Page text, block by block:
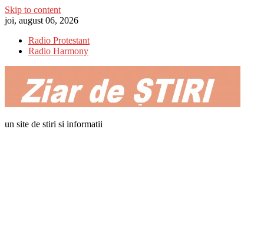
Skip to content
joi, august 06, 2026
Radio Protestant
Radio Harmony
un site de stiri si informatii